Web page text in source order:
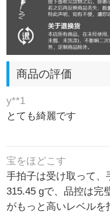
商品の評価
y**1
とても綺麗です
宝をほどこす
手拍子は受け取って、
315.45 gで、品控は完
がもっと高いレベルを